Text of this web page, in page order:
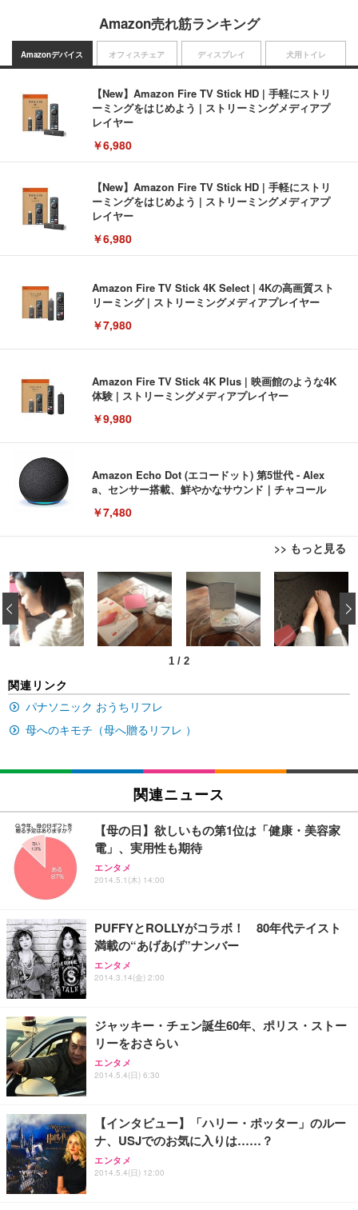
Amazon売れ筋ランキング
Amazonデバイス
【New】Amazon Fire TV Stick HD | 手軽にストリ
ーミングをはじめよう | ストリーミングメディアプ
レイヤー
￥6,980
【New】Amazon Fire TV Stick HD | 手軽にストリ
ーミングをはじめよう | ストリーミングメディアプ
レイヤー
￥6,980
Amazon Fire TV Stick 4K Select | 4Kの高画質スト
リーミング | ストリーミングメディアプレイヤー
￥7,980
Amazon Fire TV Stick 4K Plus | 映画館のような4K
体験 | ストリーミングメディアプレイヤー
￥9,980
Amazon Echo Dot (エコードット) 第5世代 - Alex
a、センサー搭載、鮮やかなサウンド｜チャコール
￥7,480
>> もっと見る
オフィスチェア
[EdoErgo] オフィスチェア 椅子 テレワーク 疲れな
い 跳ね上げ式アームレスト コンパクト 約105度ロッ
キング pc 事務椅子 360度回転 座面昇降 強化ナイロ
ン樹脂ベース 通気性メッシュ 在宅ワーク H-WY01
(黒網+黒枠+黒足)
￥5,699
ュチェア 人間工学 疲れない ブラック
￥27,999
Sezlife オフィスチェア デスクチェア 疲れない テレ
能 人間工学 椅子 腰サポート 90度跳ね上げ式アーム
レスト 3Dヘッドレスト ハンガー付き 高反発クッシ
ョン PCチェア 通気性メッシュ ゲーミング/勉強/事
務用 おしゃれ パソコンチェア (ブラック)
Sezlife オフィスチェア デスクチェア 疲れない テレ
ワーク チェア 強化バックレスト 30度ロッキング機
能 人間工学 椅子 腰サポート 90度跳ね上げ式アーム
ョン PCチェア 通気性メッシュ ゲーミング/勉強/事
務用 おしゃれ パソコンチェア (ホワイト)
ANDWINT オフィスチェア デスクチェア 肘なし メ
ッシュ 通気性 ランバーサポート付き 腰サポート ガ
ス圧無段階昇降 360度回転 キャスター付き コンパク
ディスプレイ
EIZO ビジネス向けプレミアムモニター | FlexScan
EV3240X-WT | 31.5型4K UHD・USB Type-C・ホワ
イト
￥105,595
イト
￥109,572
【純正品】27"ゲーミングモニター DualSense 充電
フック付き（CFI-ZDM1J）
￥49,979
【整備済み品】Dell E2724HS 27インチ 液晶モニタ
ー フルHD（1920×1080）VA 非光沢 HDMI/DisplayP
ort/VGA スピーカー内蔵 高さ調整 スイベル VESA対
【MiniLED/24.5inch/280Hz/FHD】GRAPHT THE S
HOOTER Gaming Monitor 24” Essential ゲーミン
グモニター QD 24.5インチ 1ms FHD 量子ドット 残
犬用トイレ
Amazonベーシック ペットシーツ 薄型 レギュラー 1
回使い捨て 無香料 ホワイト 300枚
￥3,373
x2袋(84枚) ホワイト(吸収面:ライトブルー)
￥3,234
ネオ・ルーライフ ネオ・オムツ L 中型犬用 26枚入
￥1,800
Smart Basic(スマートベーシック) 【Amazon.co.jp
限定】 Smart Basic アイリスオーヤマ ペットシーツ
超厚型 お徳用 ワイド 100枚入 (x 1) (ケース販売)
アイリスオーヤマ ペットシーツ 超厚型 お徳用 レギ
ュラー 200枚入【Amazon.co.jp限定】
1 / 2
‹
関連リンク
パナソニック おうちリフレ
母へのキモチ（母へ贈るリフレ ）
関連ニュース
【母の日】欲しいもの第1位は「健康・美容家
電」、実用性も期待
エンタメ
2014.5.1(木) 14:00
PUFFYとROLLYがコラボ！ 80年代テイスト
満載の“あげあげ”ナンバー
エンタメ
2014.3.14(金) 2:00
ジャッキー・チェン誕生60年、ポリス・ストー
リーをおさらい
エンタメ
2014.5.4(日) 6:30
【インタビュー】「ハリー・ポッター」のルー
ナ、USJでのお気に入りは……？
エンタメ
2014.5.4(日) 12:00